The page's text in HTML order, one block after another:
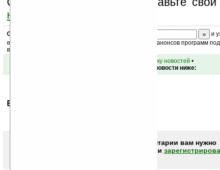
ниже на странице
Скоро
и
ежедневный или еженедельный дайджест новостей, анонсов программ
ваш почтовый ящик.
вернуться к списку новостей •
Обсуждение этой новости ниже:
Ваше мнение будет первым.
Чтобы писать комментарии вам нужно
или